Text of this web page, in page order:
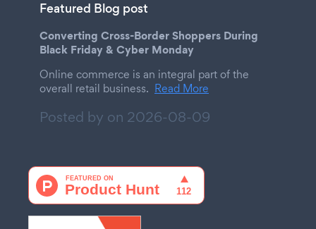
Featured Blog post
Converting Cross-Border Shoppers During
Black Friday & Cyber Monday
Online commerce is an integral part of the
overall retail business. Read More
Posted by on 2026-08-09